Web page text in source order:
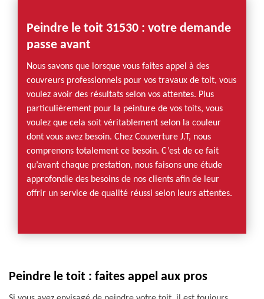
Peindre le toit 31530 : votre demande
passe avant
Nous savons que lorsque vous faites appel à des
couvreurs professionnels pour vos travaux de toit, vous
voulez avoir des résultats selon vos attentes. Plus
particulièrement pour la peinture de vos toits, vous
voulez que cela soit véritablement selon la couleur
dont vous avez besoin. Chez Couverture J.T, nous
comprenons totalement ce besoin. C’est de ce fait
qu’avant chaque prestation, nous faisons une étude
approfondie des besoins de nos clients afin de leur
offrir un service de qualité réussi selon leurs attentes.
Peindre le toit : faites appel aux pros